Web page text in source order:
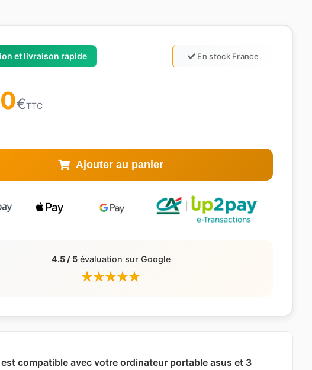
et livraison rapide En stock France
€TTC
Ajouter au panier
4.5 / 5évaluation sur Google
compatible avec votre ordinateur portable asus et 3